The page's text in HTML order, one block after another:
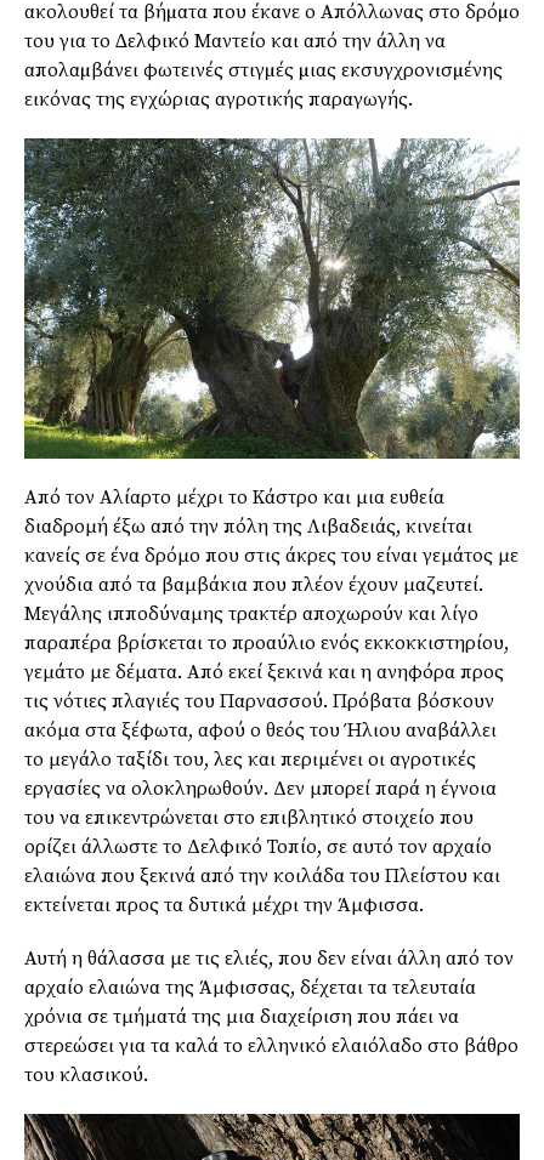
ακολουθεί τα βήµατα που έκανε ο Απόλλωνας στο δρόµο
του για το ∆ελφικό Μαντείο και από την άλλη να
απολαµβάνει φωτεινές στιγµές µιας εκσυγχρονισµένης
εικόνας της εγχώριας αγροτικής παραγωγής.
Από τον Αλίαρτο μέχρι το Κάστρο και μια ευθεία
διαδρομή έξω από την πόλη της Λιβαδειάς, κινείται
κανείς σε ένα δρόμο που στις άκρες του είναι γεμάτος με
χνούδια από τα βαμβάκια που πλέον έχουν μαζευτεί.
Μεγάλης ιπποδύναμης τρακτέρ αποχωρούν και λίγο
παραπέρα βρίσκεται το προαύλιο ενός εκκοκκιστηρίου,
γεμάτο με δέματα. Από εκεί ξεκινά και η ανηφόρα προς
τις νότιες πλαγιές του Παρνασσού. Πρόβατα βόσκουν
ακόμα στα ξέφωτα, αφού ο θεός του Ήλιου αναβάλλει
το μεγάλο ταξίδι του, λες και περιμένει οι αγροτικές
εργασίες να ολοκληρωθούν. Δεν μπορεί παρά η έγνοια
του να επικεντρώνεται στο επιβλητικό στοιχείο που
ορίζει άλλωστε το Δελφικό Τοπίο, σε αυτό τον αρχαίο
ελαιώνα που ξεκινά από την κοιλάδα του Πλείστου και
εκτείνεται προς τα δυτικά μέχρι την Άμφισσα.
Αυτή η θάλασσα με τις ελιές, που δεν είναι άλλη από τον
αρχαίο ελαιώνα της Άμφισσας, δέχεται τα τελευταία
χρόνια σε τμήματά της μια διαχείριση που πάει να
στερεώσει για τα καλά το ελληνικό ελαιόλαδο στο βάθρο
του κλασικού.